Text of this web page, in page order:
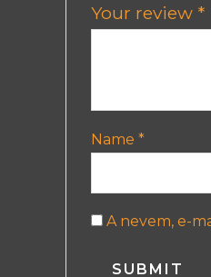
Your review *
Name *
A nevem, e-